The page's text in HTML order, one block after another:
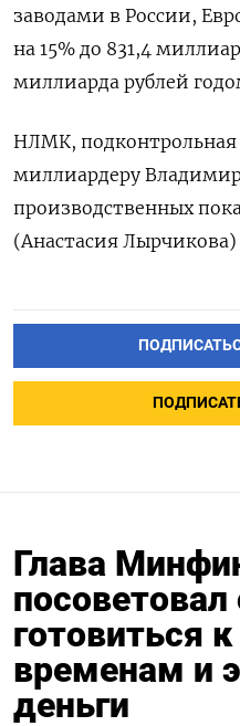
заводами в России,
‌на 15% ​до 831,4
миллиарда рублей
НЛМК, ​подконтрольная
миллиардеру
‌производственных
(Анастасия ‌Лырчикова)
Глава
посоветовал
готовиться
временам и
деньги